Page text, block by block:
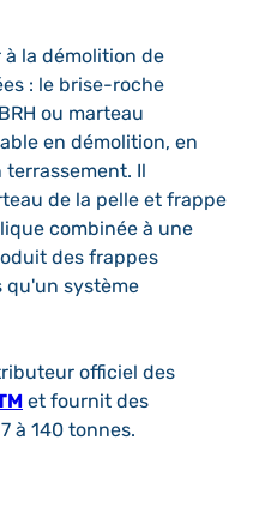
à la démolition de
: le brise-roche
ou marteau
en démolition, en
Il
de la pelle et frappe
combinée à une
des frappes
qu'un système
officiel des
et fournit des
à 140 tonnes.